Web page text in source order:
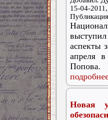
15-04-
аспекты
апреля
Попова.
Новая